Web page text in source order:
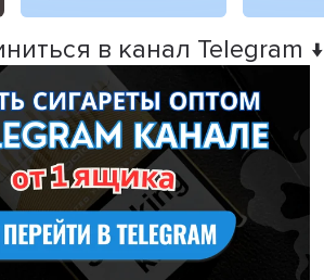
в канал Telegram ↓